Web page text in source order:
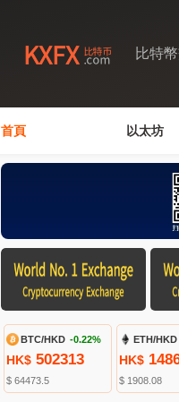
比特
首頁 以太坊
BTC/HKD -0.22%
HK$ 502313
$ 64473.5
ETH/HKD
HK$
$ 1908.08